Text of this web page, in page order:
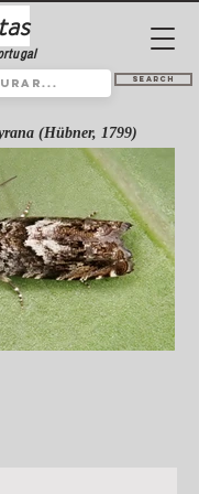
Search
(Hübner, 1799)